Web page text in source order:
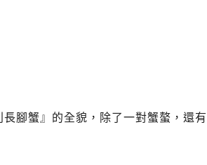
腳蟹』的全貌，除了一對蟹螯，還